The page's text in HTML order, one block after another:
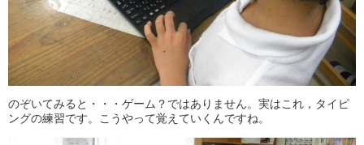
のぞいてみると・・・ゲーム？ではありません。実はこれ，タイピ
ングの練習です。こうやって覚えていくんですね。